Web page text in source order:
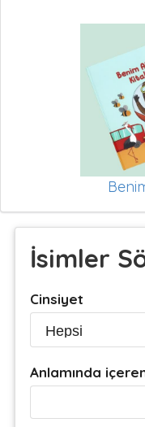
İsimler
Cinsiyet
Anlamında